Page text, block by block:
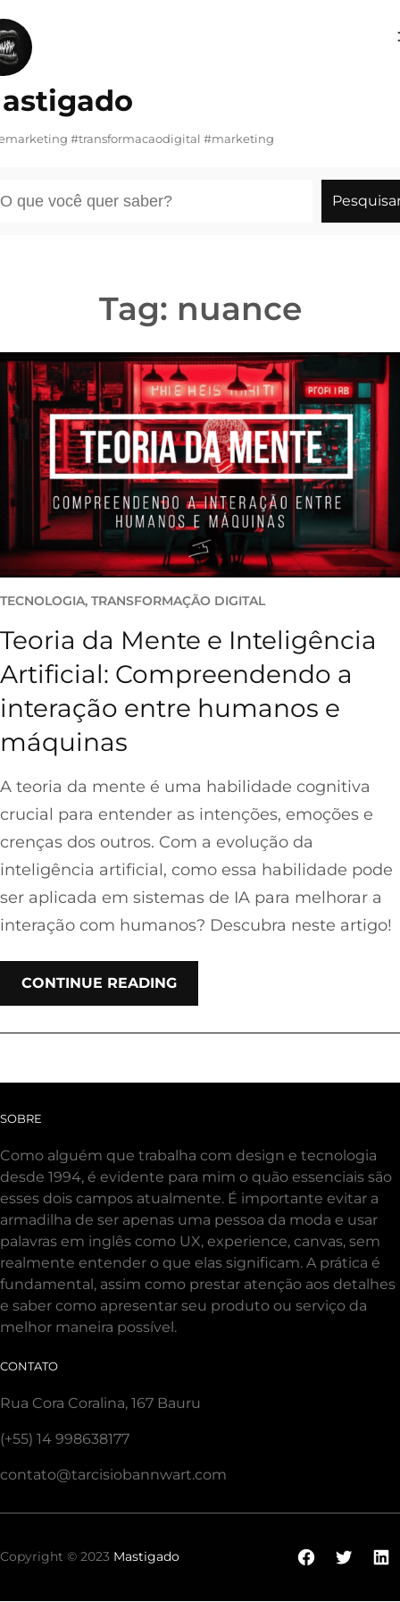
para
o
conteúdo
#transformacaodigital #marketing
Tag: nuance
TECNOLOGIA, TRANSFORMAÇÃO DIGITAL
Teoria da Mente e Inteligência
Artificial: Compreendendo a
interação entre humanos e
máquinas
A teoria da mente é uma habilidade cognitiva
crucial para entender as intenções, emoções e
crenças dos outros. Com a evolução da
inteligência artificial, como essa habilidade pode
ser aplicada em sistemas de IA para melhorar a
interação com humanos? Descubra neste artigo!
CONTINUE READING
SOBRE
Como alguém que trabalha com design e tecnologia
desde 1994, é evidente para mim o quão essenciais são
esses dois campos atualmente. É importante evitar a
armadilha de ser apenas uma pessoa da moda e usar
palavras em inglês como UX, experience, canvas, sem
realmente entender o que elas significam. A prática é
fundamental, assim como prestar atenção aos detalhes
e saber como apresentar seu produto ou serviço da
melhor maneira possível.
CONTATO
Rua Cora Coralina, 167 Bauru
(+55) 14 998638177
contato@tarcisiobannwart.com
Copyright © 2023 Mastigado Facebook